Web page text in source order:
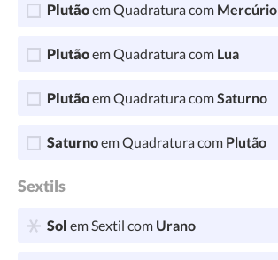
Plutãoem Quadratura com Mercúrio
Plutãoem Quadratura com Lua
Plutãoem Quadratura comSaturno
Saturnoem Quadratura com Plutão
Sextils
Sol em Sextil com Urano